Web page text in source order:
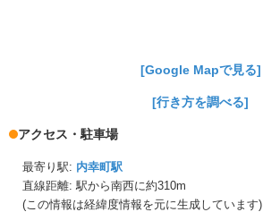
[Google Mapで見る]
[行き方を調べる]
アクセス・駐車場
最寄り駅: 内幸町駅
直線距離: 駅から南西に約310m
(この情報は経緯度情報を元に生成しています)